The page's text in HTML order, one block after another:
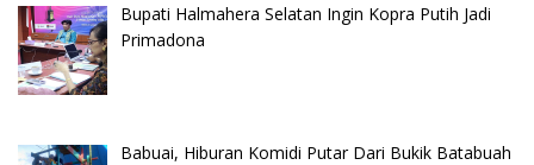
Bupati Halmahera Selatan Ingin Kopra Putih Jadi
Primadona
Babuai, Hiburan Komidi Putar Dari Bukik Batabuah